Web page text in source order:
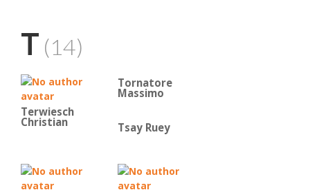
T (14)
Terwiesch
Christian
Tornatore
Massimo
Tsay Ruey